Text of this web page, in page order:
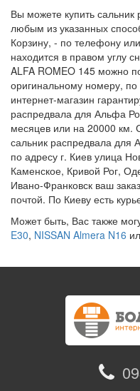
Вы можете купить
любым из указанных
Корзину, - по телефону
находится в правом углу
ALFA ROMEO 145 можно
оригинальному номеру,
интернет-магазин
распредвала для Альфа
месяцев или на 20000 км.
сальник распредвала
по адресу г. Киев улица
Каменское, Кривой Рог,
Ивано-Франковск ваш
почтой. По Киеву есть
Может быть, Вас также
E30, NISSAN Almera N16